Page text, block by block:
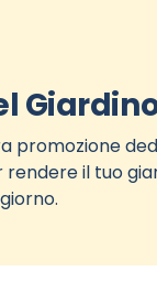
promozione
il tuo